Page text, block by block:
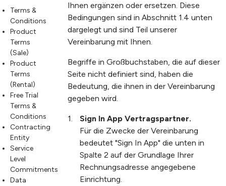
Terms &
Conditions
Product
Terms
(Sale)
Product
Terms
(Rental)
Free Trial
Terms &
Conditions
Contracting
Entity
Service
Level
Commitments
Data
Ihnen ergänzen oder ersetzen. Diese
Bedingungen sind in Abschnitt 1.4 unten
dargelegt und sind Teil unserer
Vereinbarung mit Ihnen.
Begriffe in Großbuchstaben, die auf dieser
Seite nicht definiert sind, haben die
Bedeutung, die ihnen in der Vereinbarung
gegeben wird.
Sign In App Vertragspartner.
Für die Zwecke der Vereinbarung
bedeutet "Sign In App" die unten in
Spalte 2 auf der Grundlage Ihrer
Rechnungsadresse angegebene
Einrichtung.